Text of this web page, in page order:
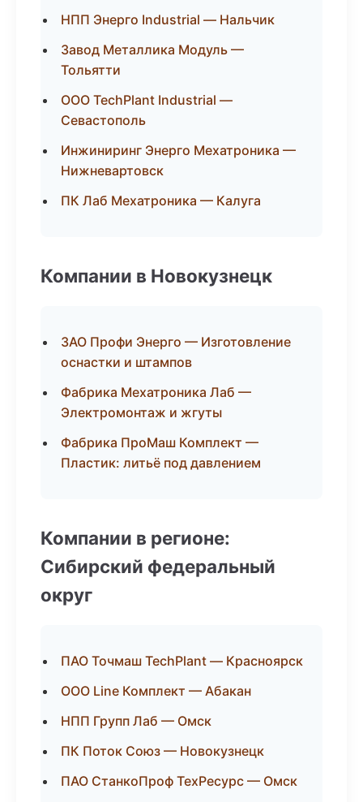
НПП Энерго Industrial — Нальчик
Завод Металлика Модуль —
Тольятти
ООО TechPlant Industrial —
Севастополь
Инжиниринг Энерго Мехатроника —
Нижневартовск
ПК Лаб Мехатроника — Калуга
Компании в Новокузнецк
ЗАО Профи Энерго — Изготовление
оснастки и штампов
Фабрика Мехатроника Лаб —
Электромонтаж и жгуты
Фабрика ПроМаш Комплект —
Пластик: литьё под давлением
Компании в регионе:
Сибирский федеральный
округ
ПАО Точмаш TechPlant — Красноярск
ООО Line Комплект — Абакан
НПП Групп Лаб — Омск
ПК Поток Союз — Новокузнецк
ПАО СтанкоПроф ТехРесурс — Омск